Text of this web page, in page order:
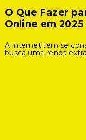
O Que Fazer
Online em 2025
A internet tem se
busca uma renda